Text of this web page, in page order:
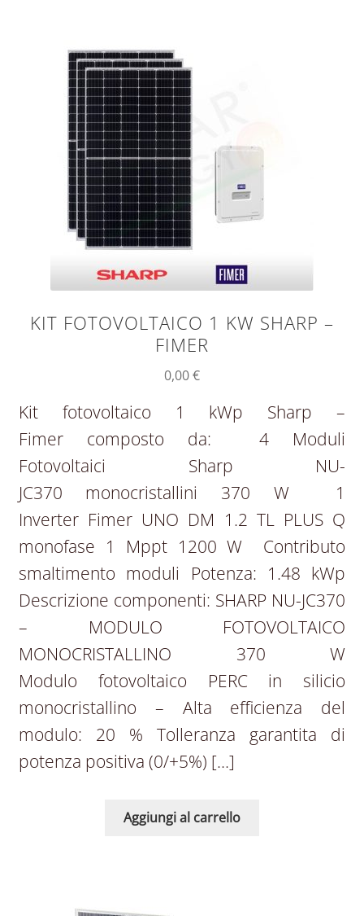
KIT FOTOVOLTAICO 1 KW SHARP –
FIMER
0,00€
Kit fotovoltaico 1 kWp Sharp –
Fimer composto da: 4 Moduli
Fotovoltaici Sharp NU-
JC370 monocristallini 370 W 1
Inverter Fimer UNO DM 1.2 TL PLUS Q
monofase 1 Mppt 1200 W Contributo
smaltimento moduli Potenza: 1.48 kWp
Descrizione componenti: SHARP NU-JC370
– MODULO FOTOVOLTAICO
MONOCRISTALLINO 370 W
Modulo fotovoltaico PERC in silicio
monocristallino – Alta efficienza del
modulo: 20 % Tolleranza garantita di
potenza positiva (0/+5%) […]
Aggiungi al carrello